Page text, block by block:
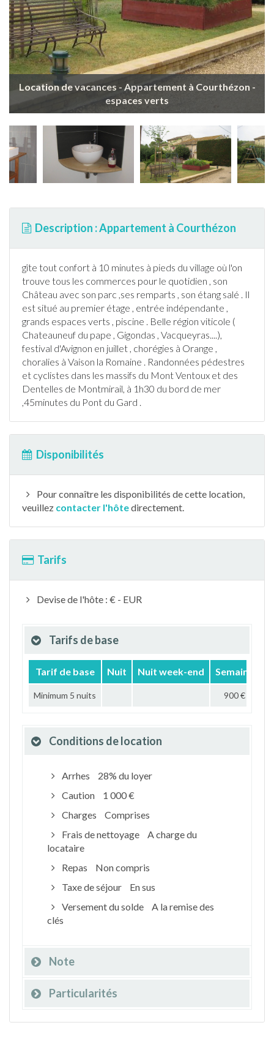
Location de vacances - Appartement à Courthézon -
espaces verts
Description : Appartement à Courthézon
gîte tout confort à 10 minutes à pieds du village où l'on
trouve tous les commerces pour le quotidien , son
Château avec son parc ,ses remparts , son étang salé . Il
est situé au premier étage , entrée indépendante ,
grands espaces verts , piscine . Belle région viticole (
Chateauneuf du pape , Gigondas , Vacqueyras....),
festival d'Avignon en juillet , chorégies à Orange ,
choralies à Vaison la Romaine . Randonnées pédestres
et cyclistes dans les massifs du Mont Ventoux et des
Dentelles de Montmirail, à 1h30 du bord de mer
,45minutes du Pont du Gard .
Disponibilités
Pour connaître les disponibilités de cette location,
veuillez contacter l'hôtedirectement.
Tarifs
Devise de l'hôte : € - EUR
Tarifs de base
Tarif de base Nuit Nuit week-end Semaine
Minimum 5 nuits 900 €
Conditions de location
Arrhes
28% du loyer
Caution
1 000 €
Charges
Comprises
Frais de nettoyage
A charge du
locataire
Repas
Non compris
Taxe de séjour
En sus
Versement du solde
A la remise des
clés
Note
Particularités